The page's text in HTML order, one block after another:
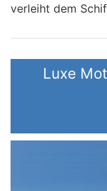
verleiht dem
Luxe